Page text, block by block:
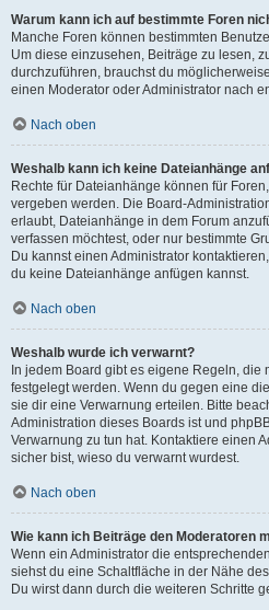
Warum kann ich auf bestimmte Foren
Manche Foren können bestimmten
Um diese einzusehen, Beiträge zu lesen,
durchzuführen, brauchst du
einen Moderator oder Administrator nach
Nach oben
Weshalb kann ich keine Dateianhänge
Rechte für Dateianhänge können für
vergeben werden. Die Board-
erlaubt, Dateianhänge in dem Forum
verfassen möchtest, oder nur bestimmte
Du kannst einen Administrator
du keine Dateianhänge anfügen kannst.
Nach oben
Weshalb wurde ich verwarnt?
In jedem Board gibt es eigene Regeln, die
festgelegt werden. Wenn du gegen eine
sie dir eine Verwarnung erteilen. Bitte
Administration dieses Boards ist und
Verwarnung zu tun hat. Kontaktiere einen
sicher bist, wieso du verwarnt wurdest.
Nach oben
Wie kann ich Beiträge den Moderatoren
Wenn ein Administrator die
siehst du eine Schaltfläche in der Nähe
Du wirst dann durch die weiteren Schritte